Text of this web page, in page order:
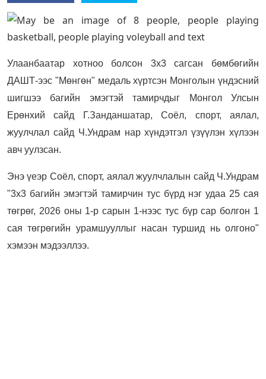
Улаанбаатар хотноо болсон 3х3 сагсан бөмбөгийн
ДАШТ-ээс "Мөнгөн" медаль хүртсэн Монголын үндэсний
шигшээ багийн эмэгтэй тамирчдыг Монгол Улсын
Ерөнхий сайд Г.Занданшатар, Соёл, спорт, аялал,
жуулчлал сайд Ч.Ундрам нар хүндэтгэл үзүүлэн хүлээн
авч уулзсан.
Энэ үеэр Соёл, спорт, аялал жуулчлалын сайд Ч.Ундрам
"3х3 багийн эмэгтэй тамирчин тус бүрд нэг удаа 25 сая
төгрөг, 2026 оны 1-р сарын 1-нээс тус бүр сар болгон 1
сая төгрөгийн урамшууллыг насан туршид нь олгоно"
хэмээн мэдээллээ.